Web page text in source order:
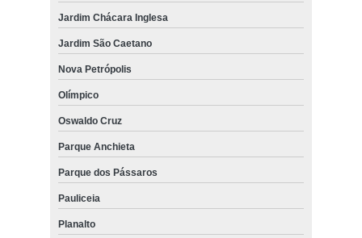
Jardim Chácara Inglesa
Jardim São Caetano
Nova Petrópolis
Olímpico
Oswaldo Cruz
Parque Anchieta
Parque dos Pássaros
Pauliceia
Planalto